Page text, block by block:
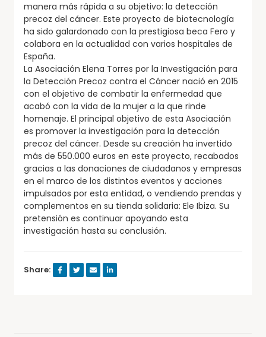
manera más rápida a su objetivo: la detección
precoz del cáncer. Este proyecto de biotecnología
ha sido galardonado con la prestigiosa beca Fero y
colabora en la actualidad con varios hospitales de
España.
La Asociación Elena Torres por la Investigación para
la Detección Precoz contra el Cáncer nació en 2015
con el objetivo de combatir la enfermedad que
acabó con la vida de la mujer a la que rinde
homenaje. El principal objetivo de esta Asociación
es promover la investigación para la detección
precoz del cáncer. Desde su creación ha invertido
más de 550.000 euros en este proyecto, recabados
gracias a las donaciones de ciudadanos y empresas
en el marco de los distintos eventos y acciones
impulsados por esta entidad, o vendiendo prendas y
complementos en su tienda solidaria: Ele Ibiza. Su
pretensión es continuar apoyando esta
investigación hasta su conclusión.
Share: